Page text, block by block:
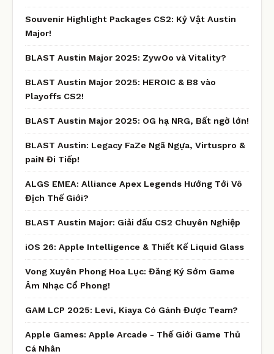
Souvenir Highlight Packages CS2: Kỷ Vật Austin
Major!
BLAST Austin Major 2025: ZywOo và Vitality?
BLAST Austin Major 2025: HEROIC & B8 vào
Playoffs CS2!
BLAST Austin Major 2025: OG hạ NRG, Bất ngờ lớn!
BLAST Austin: Legacy FaZe Ngã Ngựa, Virtuspro &
paiN Đi Tiếp!
ALGS EMEA: Alliance Apex Legends Hướng Tới Vô
Địch Thế Giới?
BLAST Austin Major: Giải đấu CS2 Chuyên Nghiệp
iOS 26: Apple Intelligence & Thiết Kế Liquid Glass
Vong Xuyên Phong Hoa Lục: Đăng Ký Sớm Game
Âm Nhạc Cổ Phong!
GAM LCP 2025: Levi, Kiaya Có Gánh Được Team?
Apple Games: Apple Arcade - Thế Giới Game Thủ
Cá Nhân